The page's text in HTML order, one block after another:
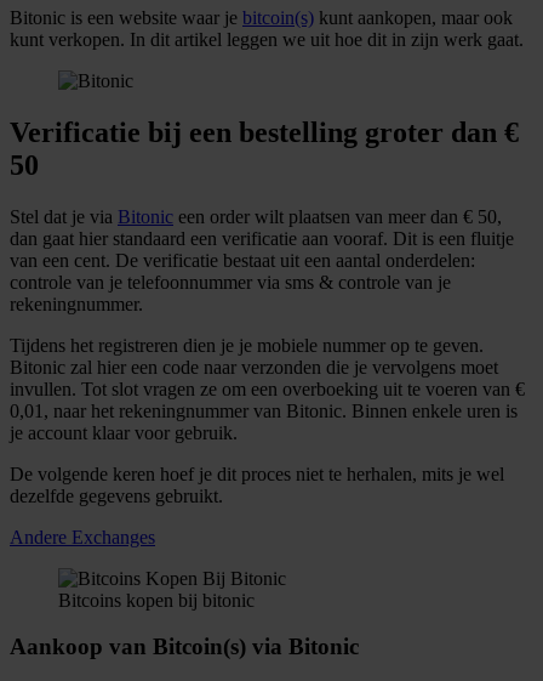
Bitonic is een website waar je bitcoin(s) kunt aankopen, maar ook
kunt verkopen. In dit artikel leggen we uit hoe dit in zijn werk gaat.
Verificatie bij een bestelling groter dan €
50
Stel dat je via Bitonic een order wilt plaatsen van meer dan € 50,
dan gaat hier standaard een verificatie aan vooraf. Dit is een fluitje
van een cent. De verificatie bestaat uit een aantal onderdelen:
controle van je telefoonnummer via sms & controle van je
rekeningnummer.
Tijdens het registreren dien je je mobiele nummer op te geven.
Bitonic zal hier een code naar verzonden die je vervolgens moet
invullen. Tot slot vragen ze om een overboeking uit te voeren van €
0,01, naar het rekeningnummer van Bitonic. Binnen enkele uren is
je account klaar voor gebruik.
De volgende keren hoef je dit proces niet te herhalen, mits je wel
dezelfde gegevens gebruikt.
Andere Exchanges
Bitcoins kopen bij bitonic
Aankoop van Bitcoin(s) via Bitonic